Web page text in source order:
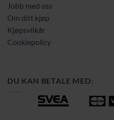
Jobb med oss
Om ditt kjøp
Kjøpsvilkår
Cookiepolicy
DU KAN BETALE MED: